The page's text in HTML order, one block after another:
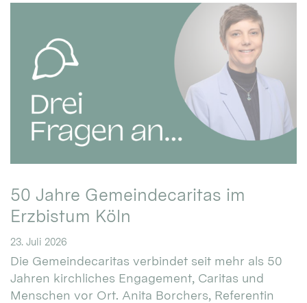
50 Jahre Gemeindecaritas im
Erzbistum Köln
23. Juli 2026
Die Gemeindecaritas verbindet seit mehr als 50
Jahren kirchliches Engagement, Caritas und
Menschen vor Ort. Anita Borchers, Referentin